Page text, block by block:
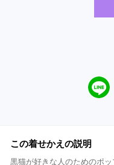
この着せかえの説明
黒猫が好きな人のためのポッ